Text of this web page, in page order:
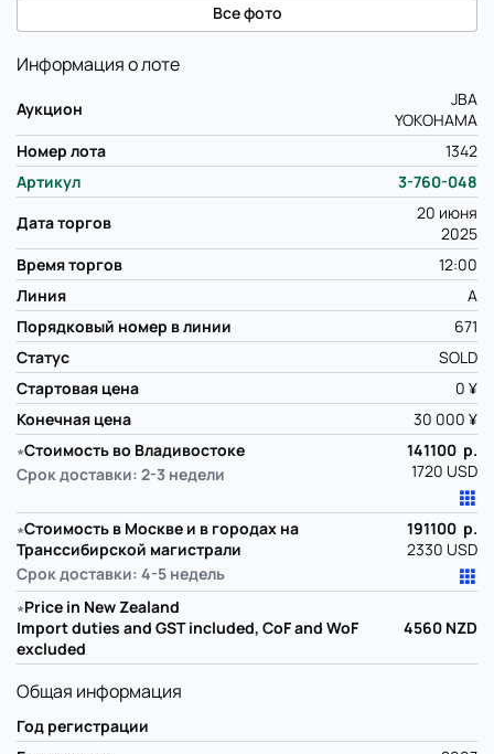
Все фото
Информация о лоте
Аукцион
JBA
YOKOHAMA
Номер лота
1342
Артикул
3-760-048
Дата торгов
20 июня
2025
Время торгов
12:00
Линия
A
Порядковый номер в линии
671
Статус
SOLD
Стартовая цена
0 ¥
Конечная цена
30 000 ¥
∗Стоимость во Владивостоке
Срок доставки: 2-3 недели
141100 р.
1720 USD
∗Стоимость в Москве и в городах на
Транссибирской магистрали
Срок доставки: 4-5 недель
191100 р.
2330 USD
∗Price in New Zealand
Import duties and GST included, CoF and WoF
excluded
4560 NZD
Общая информация
Год регистрации